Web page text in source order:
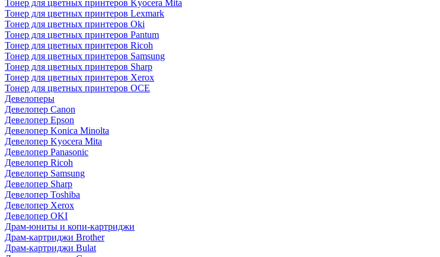
Тонер для цветных принтеров Kyocera Mita
Тонер для цветных принтеров Lexmark
Тонер для цветных принтеров Oki
Тонер для цветных принтеров Pantum
Тонер для цветных принтеров Ricoh
Тонер для цветных принтеров Samsung
Тонер для цветных принтеров Sharp
Тонер для цветных принтеров Xerox
Тонер для цветных принтеров OCE
Девелоперы
Девелопер Canon
Девелопер Epson
Девелопер Konica Minolta
Девелопер Kyocera Mita
Девелопер Panasonic
Девелопер Ricoh
Девелопер Samsung
Девелопер Sharp
Девелопер Toshiba
Девелопер Xerox
Девелопер OKI
Драм-юниты и копи-картриджи
Драм-картриджи Brother
Драм-картриджи Bulat